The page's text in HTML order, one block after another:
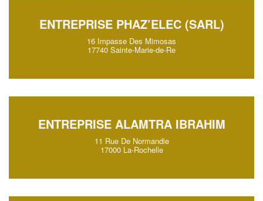
ENTREPRISE PHAZ’ELEC (SARL)
16 Impasse Des Mimosas
17740 Sainte-Marie-de-Re
ENTREPRISE ALAMTRA IBRAHIM
11 Rue De Normandie
17000 La-Rochelle